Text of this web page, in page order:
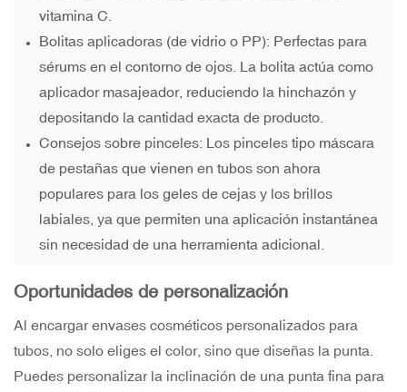
vitamina C.
Bolitas aplicadoras (de vidrio o PP): Perfectas para
sérums en el contorno de ojos. La bolita actúa como
aplicador masajeador, reduciendo la hinchazón y
depositando la cantidad exacta de producto.
Consejos sobre pinceles: Los pinceles tipo máscara
de pestañas que vienen en tubos son ahora
populares para los geles de cejas y los brillos
labiales, ya que permiten una aplicación instantánea
sin necesidad de una herramienta adicional.
Oportunidades de personalización
Al encargar envases cosméticos personalizados para
tubos, no solo eliges el color, sino que diseñas la punta.
Puedes personalizar la inclinación de una punta fina para